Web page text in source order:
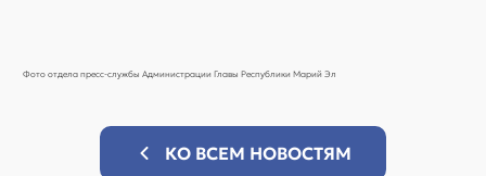
Фото отдела пресс-службы Администрации Главы Республики Марий Эл
КО ВСЕМ НОВОСТЯМ